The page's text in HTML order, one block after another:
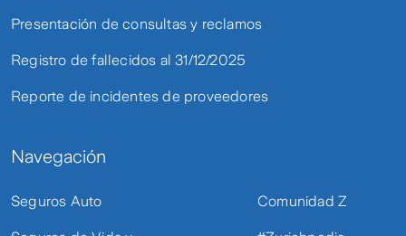
Presentación de consultas y reclamos
Registro de fallecidos al 31/12/2025
Reporte de incidentes de proveedores
Navegación
Seguros Auto Comunidad Z